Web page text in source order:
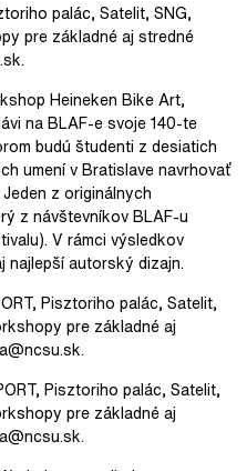
palác, Satelit, SNG,
pre základné aj stredné
Heineken Bike Art,
na BLAF-e svoje 140-te
budú študenti z desiatich
umení v Bratislave navrhovať
z originálnych
z návštevníkov BLAF-u
V rámci výsledkov
najlepší autorský dizajn.
Pisztoriho palác, Satelit,
pre základné aj
Pisztoriho palác, Satelit,
pre základné aj